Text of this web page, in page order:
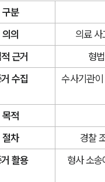
구분
의의
의료
근거
형
수집
수사기관
목적
절차
경찰
활용
형사 소